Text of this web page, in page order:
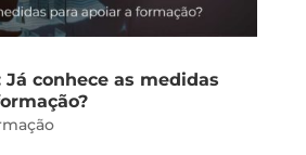
conhece as medidas